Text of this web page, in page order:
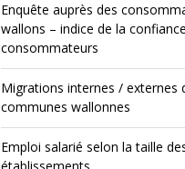
Enquête auprès des
wallons – indice de la
consommateurs
Migrations internes / externes
communes wallonnes
Emploi salarié selon la taille